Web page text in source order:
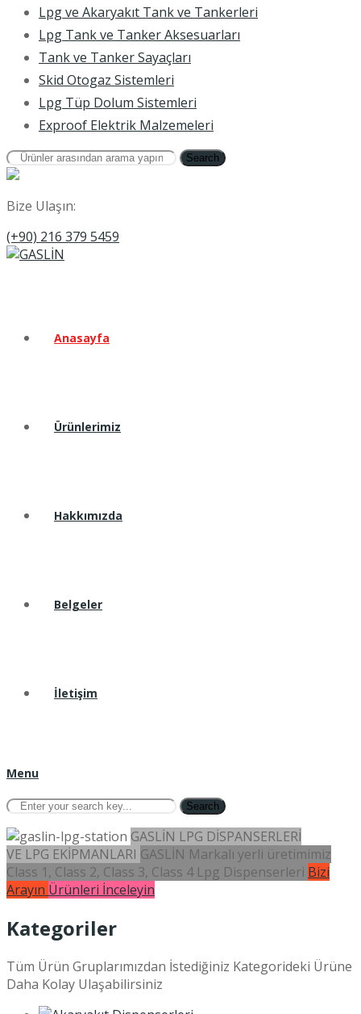
Lpg ve Akaryakıt Tank ve Tankerleri
Lpg Tank ve Tanker Aksesuarları
Tank ve Tanker Sayaçları
Skid Otogaz Sistemleri
Lpg Tüp Dolum Sistemleri
Exproof Elektrik Malzemeleri
Search
Bize Ulaşın:
(+90) 216 379 5459
Anasayfa
Ürünlerimiz
Hakkımızda
Belgeler
İletişim
Menu
Search
GASLİN LPG DİSPANSERLERİ
VE LPG EKİPMANLARI GASLİN Markalı yerli üretimimiz
Class 1, Class 2, Class 3, Class 4 Lpg Dispenserleri Bizi
Arayın Ürünleri İnceleyin
Kategoriler
Tüm Ürün Gruplarımızdan İstediğiniz Kategorideki Ürüne
Daha Kolay Ulaşabilirsiniz